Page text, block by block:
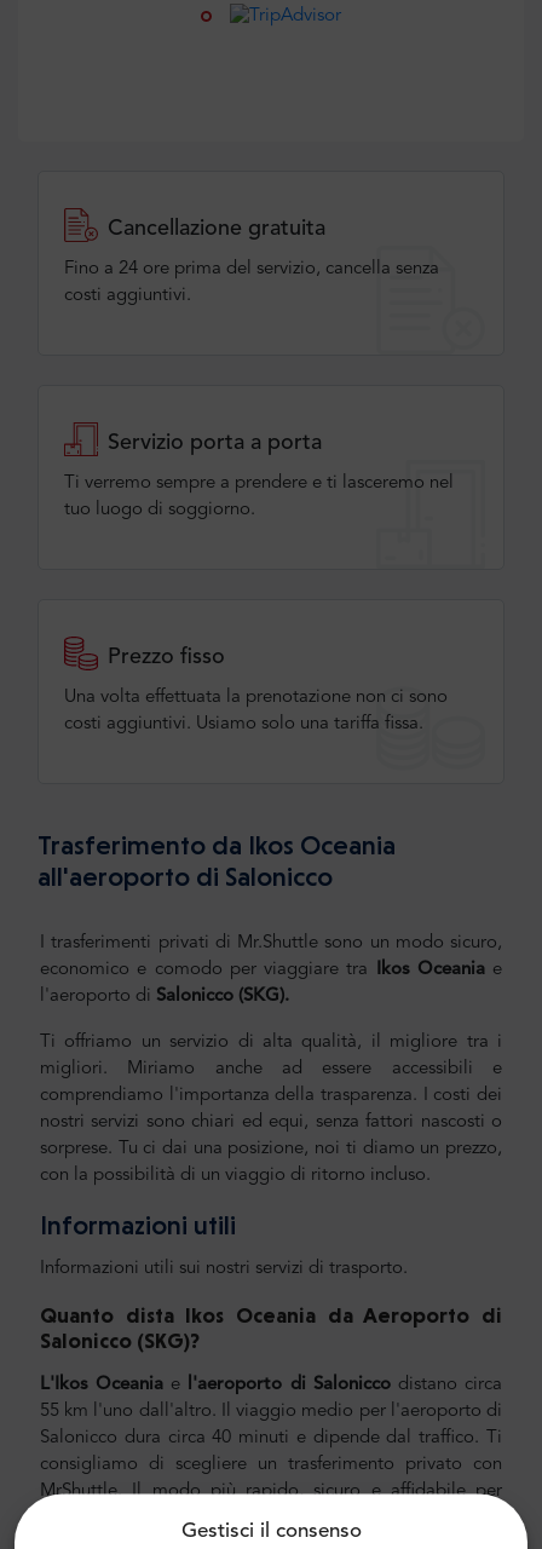
Gestisci il consenso
Cancellazione gratuita
Fino a 24 ore prima del servizio, cancella senza
costi aggiuntivi.
Servizio porta a porta
Ti verremo sempre a prendere e ti lasceremo nel
tuo luogo di soggiorno.
Prezzo fisso
Una volta effettuata la prenotazione non ci sono
costi aggiuntivi. Usiamo solo una tariffa fissa.
Trasferimento da Ikos Oceania
all'aeroporto di Salonicco
I trasferimenti privati di Mr.Shuttle sono un modo sicuro,
economico e comodo per viaggiare tra Ikos Oceania e
l'aeroporto di Salonicco (SKG).
Ti offriamo un servizio di alta qualità, il migliore tra i
migliori. Miriamo anche ad essere accessibili e
comprendiamo l'importanza della trasparenza. I costi dei
nostri servizi sono chiari ed equi, senza fattori nascosti o
sorprese. Tu ci dai una posizione, noi ti diamo un prezzo,
con la possibilità di un viaggio di ritorno incluso.
Informazioni utili
Informazioni utili sui nostri servizi di trasporto.
Quanto dista Ikos Oceania da Aeroporto di
Salonicco (SKG)?
L'Ikos Oceania e l'aeroporto di Saloniccodistano circa
55 km l'uno dall'altro. Il viaggio medio per l'aeroporto di
Salonicco dura circa 40 minuti e dipende dal traffico. Ti
consigliamo di scegliere un trasferimento privato con
MrShuttle. Il modo più rapido, sicuro e affidabile per
raggiungere il tuo hotel è pianificare il trasporto privato